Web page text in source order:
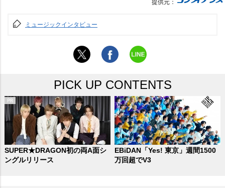
ミュージックインタビュー
PICK UP CONTENTS
SUPER★DRAGON初の両A面シ
ングルリリース
EBiDAN「Yes! 東京」週間1500
万回超でV3